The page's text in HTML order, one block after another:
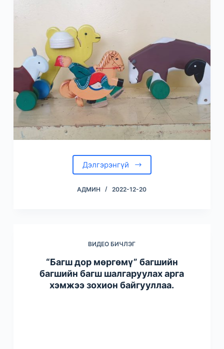
Дэлгэрэнгүй
АДМИН 2022-12-20
ВИДЕО БИЧЛЭГ
“Багш дор мөргөмү” багшийн
багшийн багш шалгаруулах арга
хэмжээ зохион байгууллаа.